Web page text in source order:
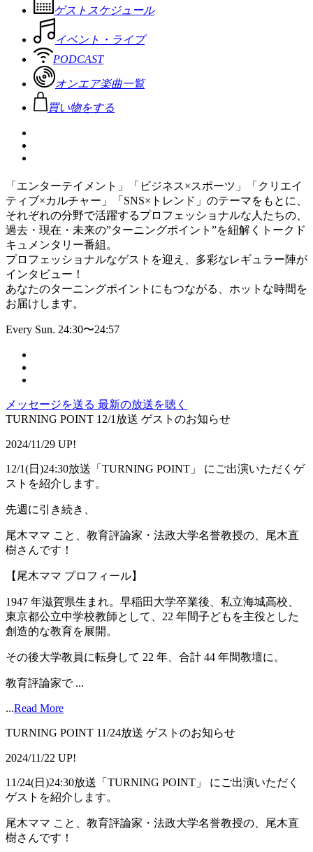
ゲストスケジュール
イベント・ライブ
PODCAST
オンエア楽曲一覧
買い物をする
「エンターテイメント」「ビジネス×スポーツ」「クリエイ
ティブ×カルチャー」「SNS×トレンド」のテーマをもとに、
それぞれの分野で活躍するプロフェッショナルな人たちの、
過去・現在・未来の”ターニングポイント”を紐解くトークド
キュメンタリー番組。
プロフェッショナルなゲストを迎え、多彩なレギュラー陣が
インタビュー！
あなたのターニングポイントにもつながる、ホットな時間を
お届けします。
Every Sun. 24:30〜24:57
メッセージを送る 最新の放送を聴く
TURNING POINT 12/1放送 ゲストのお知らせ
2024/11/29 UP!
12/1(日)24:30放送「TURNING POINT」 にご出演いただくゲ
ストを紹介します。
先週に引き続き、
尾木ママ こと、教育評論家・法政大学名誉教授の、尾木直
樹さんです！
【尾木ママ プロフィール】
1947 年滋賀県生まれ。早稲田大学卒業後、私立海城高校、
東京都公立中学校教師として、22 年間子どもを主役とした
創造的な教育を展開。
その後大学教員に転身して 22 年、合計 44 年間教壇に。
教育評論家で ...
...Read More
TURNING POINT 11/24放送 ゲストのお知らせ
2024/11/22 UP!
11/24(日)24:30放送「TURNING POINT」 にご出演いただく
ゲストを紹介します。
尾木ママ こと、教育評論家・法政大学名誉教授の、尾木直
樹さんです！